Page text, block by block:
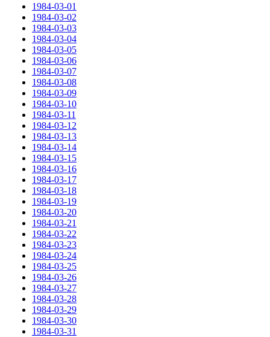
1984-03-01
1984-03-02
1984-03-03
1984-03-04
1984-03-05
1984-03-06
1984-03-07
1984-03-08
1984-03-09
1984-03-10
1984-03-11
1984-03-12
1984-03-13
1984-03-14
1984-03-15
1984-03-16
1984-03-17
1984-03-18
1984-03-19
1984-03-20
1984-03-21
1984-03-22
1984-03-23
1984-03-24
1984-03-25
1984-03-26
1984-03-27
1984-03-28
1984-03-29
1984-03-30
1984-03-31